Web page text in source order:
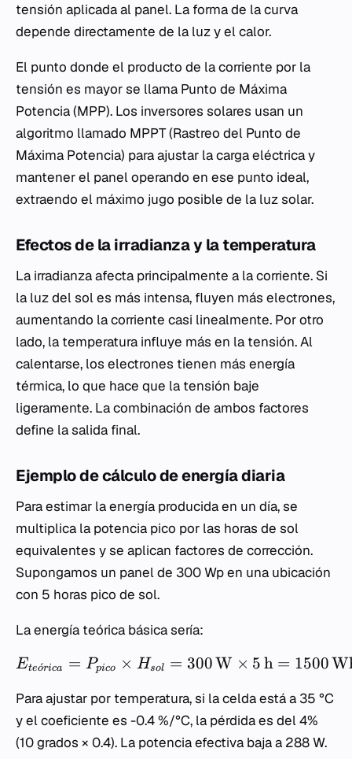
tensión aplicada al panel. La forma de la curva
depende directamente de la luz y el calor.
El punto donde el producto de la corriente por la
tensión es mayor se llama Punto de Máxima
Potencia (MPP). Los inversores solares usan un
algoritmo llamado MPPT (Rastreo del Punto de
Máxima Potencia) para ajustar la carga eléctrica y
mantener el panel operando en ese punto ideal,
extraendo el máximo jugo posible de la luz solar.
Efectos de la irradianza y la temperatura
La irradianza afecta principalmente a la corriente. Si
la luz del sol es más intensa, fluyen más electrones,
aumentando la corriente casi linealmente. Por otro
lado, la temperatura influye más en la tensión. Al
calentarse, los electrones tienen más energía
térmica, lo que hace que la tensión baje
ligeramente. La combinación de ambos factores
define la salida final.
Ejemplo de cálculo de energía diaria
Para estimar la energía producida en un día, se
multiplica la potencia pico por las horas de sol
equivalentes y se aplican factores de corrección.
Supongamos un panel de 300 Wp en una ubicación
con 5 horas pico de sol.
La energía teórica básica sería:
Eteo
ˊrica = Ppico × Hsol = 300W × 5 h = 1500
Para ajustar por temperatura, si la celda está a 35 °C
y el coeficiente es -0.4 %/°C, la pérdida es del 4%
(10 grados × 0.4). La potencia efectiva baja a 288 W.